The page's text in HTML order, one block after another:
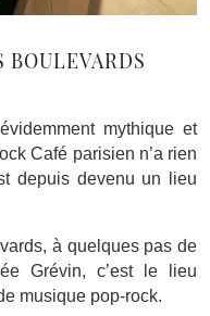
mythique et
Café parisien n’a rien
depuis devenu un lieu
à quelques pas de
Grévin, c’est le lieu
musique pop-rock.